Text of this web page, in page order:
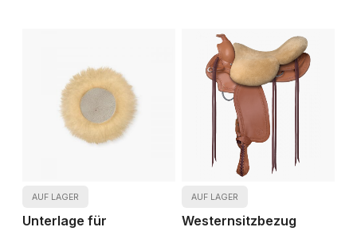
AUF LAGER
Unterlage für
AUF LAGER
Westernsitzbezug